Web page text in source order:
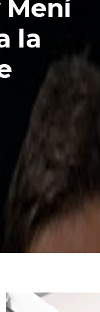
Mení
la